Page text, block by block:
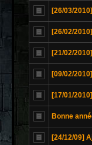
[26/03/
[26/02/
[21/02/
[09/02/
[17/01/
Bonne
[24/12/09]